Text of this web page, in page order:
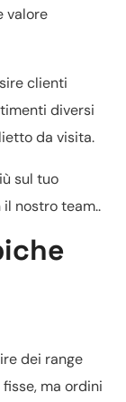
valore
clienti
diversi
da visita.
sul tuo
il nostro team..
dei range
ma ordini